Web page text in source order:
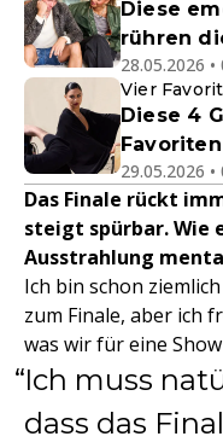
Diese
rühren
28.05.2026
Vier
Diese 4
29.05.2026
Das Finale rückt
steigt spürbar. Wie
Ausstrahlung
Ich bin schon
zum Finale, aber ich
was wir für eine
Ich muss
dass das